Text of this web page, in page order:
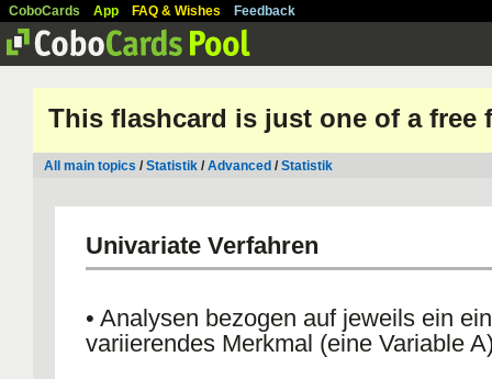
CoboCards App FAQ & Wishes Feedback
This flashcard is just one of a free
All main topics /Statistik /Advanced /Statistik
Univariate Verfahren
• Analysen bezogen auf jeweils ein
variierendes Merkmal (eine Variable